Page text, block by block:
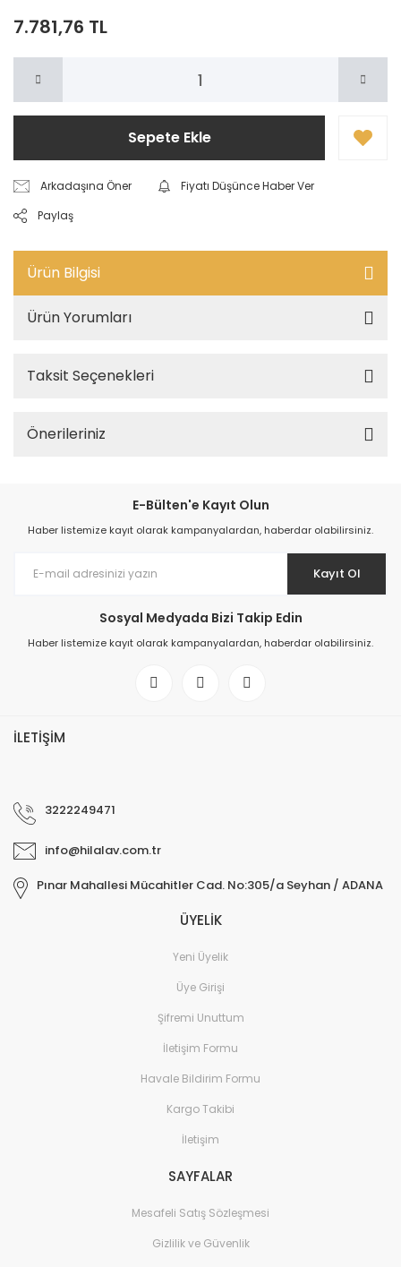
7.781,76 TL
Sepete Ekle
Arkadaşına Öner
Fiyatı Düşünce Haber Ver
Paylaş
Ürün Bilgisi
Ürün Yorumları
Taksit Seçenekleri
Önerileriniz
E-Bülten'e Kayıt Olun
Haber listemize kayıt olarak kampanyalardan, haberdar olabilirsiniz.
Kayıt Ol
Sosyal Medyada Bizi Takip Edin
Haber listemize kayıt olarak kampanyalardan, haberdar olabilirsiniz.
İLETİŞİM
3222249471
info@hilalav.com.tr
Pınar Mahallesi Mücahitler Cad. No:305/a Seyhan / ADANA
ÜYELİK
Yeni Üyelik
Üye Girişi
Şifremi Unuttum
İletişim Formu
Havale Bildirim Formu
Kargo Takibi
İletişim
SAYFALAR
Mesafeli Satış Sözleşmesi
Gizlilik ve Güvenlik